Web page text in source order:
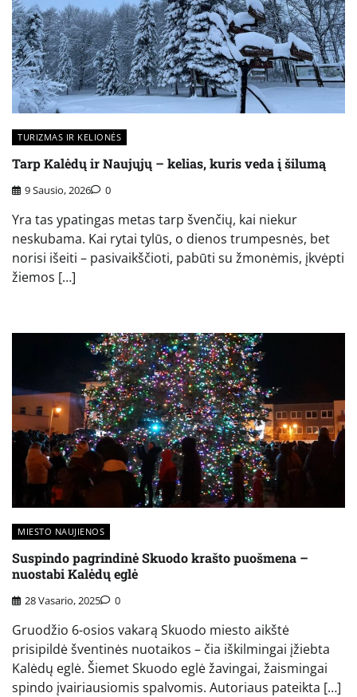
TURIZMAS IR KELIONĖS
Tarp Kalėdų ir Naujųjų – kelias, kuris veda į šilumą
9 Sausio, 2026 0
Yra tas ypatingas metas tarp švenčių, kai niekur
neskubama. Kai rytai tylūs, o dienos trumpesnės, bet
norisi išeiti – pasivaikščioti, pabūti su žmonėmis, įkvėpti
žiemos […]
MIESTO NAUJIENOS
Suspindo pagrindinė Skuodo krašto puošmena –
nuostabi Kalėdų eglė
28 Vasario, 2025 0
Gruodžio 6-osios vakarą Skuodo miesto aikštė
prisipildė šventinės nuotaikos – čia iškilmingai įžiebta
Kalėdų eglė. Šiemet Skuodo eglė žavingai, žaismingai
spindo įvairiausiomis spalvomis. Autoriaus pateikta […]